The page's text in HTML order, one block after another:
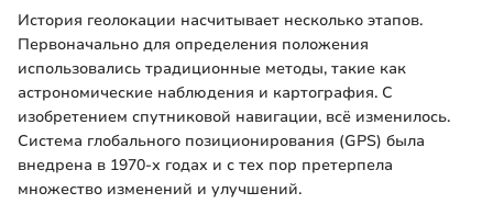
История геолокации насчитывает несколько этапов.
Первоначально для определения положения
использовались традиционные методы, такие как
астрономические наблюдения и картография. С
изобретением спутниковой навигации, всё изменилось.
Система глобального позиционирования (GPS) была
внедрена в 1970-х годах и с тех пор претерпела
множество изменений и улучшений.